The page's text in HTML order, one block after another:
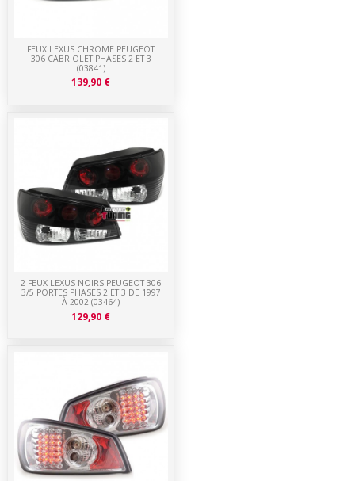
2 FEUX LEXUS NOIRS PEUGEOT 306
3/5 PORTES PHASES 2 ET 3 DE 1997
À 2002 (03464)
129,90 €
FEUX LEXUS CHROME PEUGEOT
306 CABRIOLET PHASES 2 ET 3
(03841)
139,90 €